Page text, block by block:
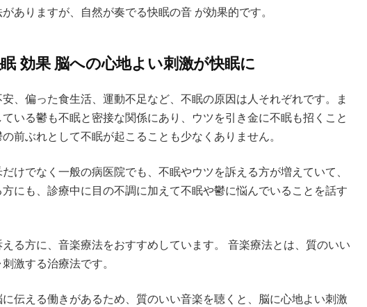
ありますが、自然が奏でる快眠の音 が効果的です。
効果 脳への心地よい刺激が快眠に
、偏った食生活、運動不足など、不眠の原因は人それぞれです。ま
いる鬱も不眠と密接な関係にあり、ウツを引き金に不眠も招くこと
前ぶれとして不眠が起こることも少なくありません。
けでなく一般の病医院でも、不眠やウツを訴える方が増えていて、
にも、診療中に目の不調に加えて不眠や鬱に悩んでいることを話す
る方に、音楽療法をおすすめしています。 音楽療法とは、質のいい
激する治療法です。
伝える働きがあるため、質のいい音楽を聴くと、脳に心地よい刺激